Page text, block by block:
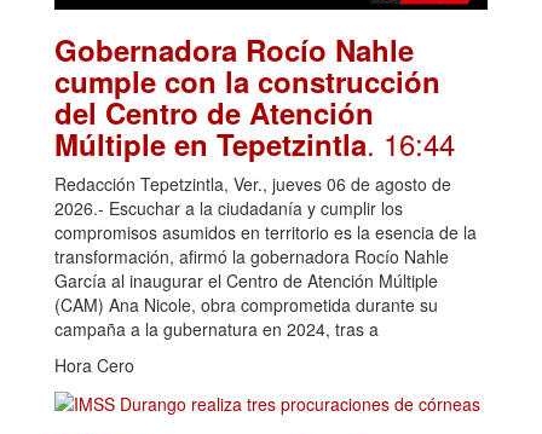
Gobernadora Rocío Nahle
cumple con la construcción
del Centro de Atención
Múltiple en Tepetzintla. 16:44
Redacción Tepetzintla, Ver., jueves 06 de agosto de
2026.- Escuchar a la ciudadanía y cumplir los
compromisos asumidos en territorio es la esencia de la
transformación, afirmó la gobernadora Rocío Nahle
García al inaugurar el Centro de Atención Múltiple
(CAM) Ana Nicole, obra comprometida durante su
campaña a la gubernatura en 2024, tras a
Hora Cero